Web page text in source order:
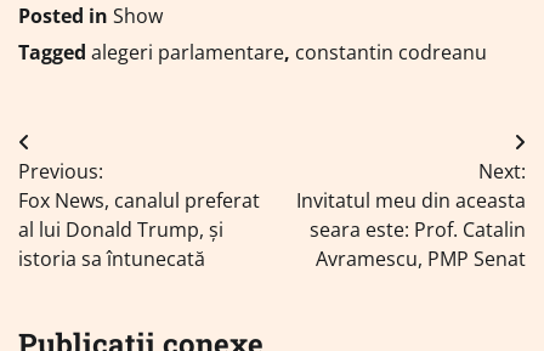
Posted in Show
Tagged alegeri parlamentare, constantin codreanu
Navigare
în
articole
Previous:
Fox News, canalul preferat
al lui Donald Trump, și
istoria sa întunecată
Next:
Invitatul meu din aceasta
seara este: Prof. Catalin
Avramescu, PMP Senat